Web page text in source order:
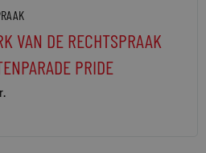
VAN DE RECHTSPRAAK
PRIDE